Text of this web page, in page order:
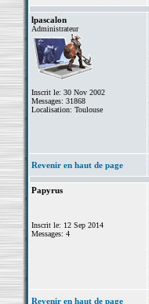
lpascalon
Administrateur
Inscrit le: 30 Nov 2002
Messages: 31868
Localisation: Toulouse
Revenir en haut de page
Papyrus
Inscrit le: 12 Sep 2014
Messages: 4
Revenir en haut de page